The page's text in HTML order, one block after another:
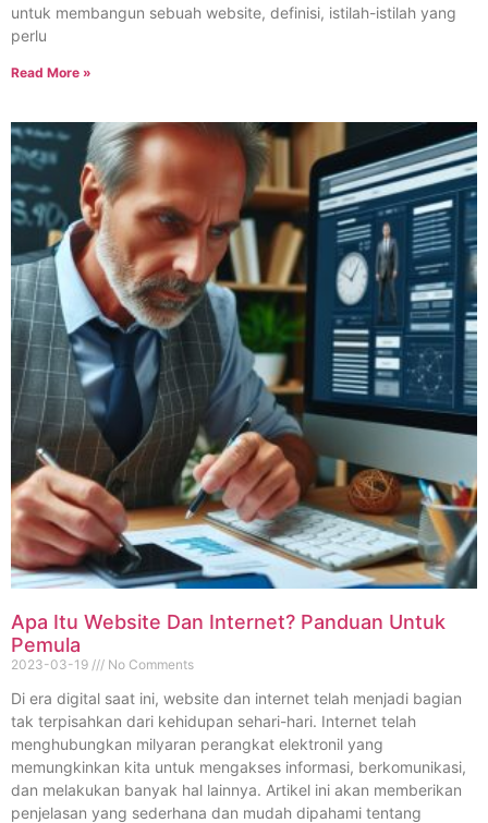
untuk membangun sebuah website, definisi, istilah-istilah yang
perlu
Read More »
Apa Itu Website Dan Internet? Panduan Untuk
Pemula
2023-03-19 No Comments
Di era digital saat ini, website dan internet telah menjadi bagian
tak terpisahkan dari kehidupan sehari-hari. Internet telah
menghubungkan milyaran perangkat elektronil yang
memungkinkan kita untuk mengakses informasi, berkomunikasi,
dan melakukan banyak hal lainnya. Artikel ini akan memberikan
penjelasan yang sederhana dan mudah dipahami tentang